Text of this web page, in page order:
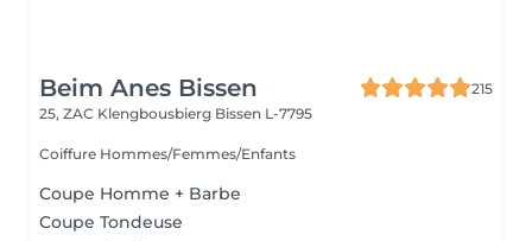
Beim Anes Bissen
215
25, ZAC Klengbousbierg Bissen L-7795
Coiffure Hommes/Femmes/Enfants
Coupe Homme + Barbe
Coupe Tondeuse